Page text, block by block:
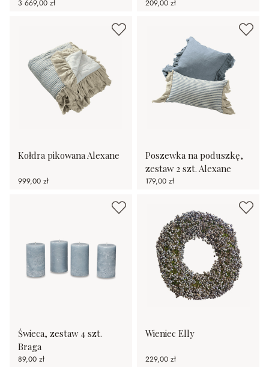
3 669,00 zł 209,00 zł
Kołdra pikowana Alexane
999,00 zł
Poszewka na poduszkę,
zestaw 2 szt. Alexane
179,00 zł
Świeca, zestaw 4 szt.
Braga
89,00 zł
Wieniec Elly
229,00 zł